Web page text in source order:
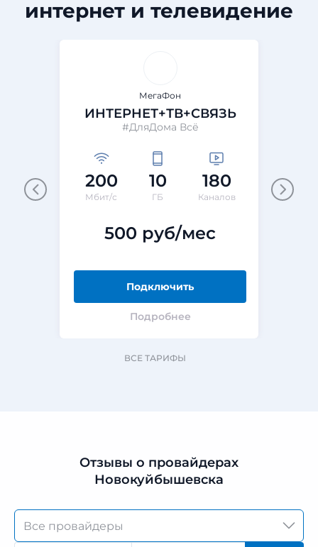
интернет и телевидение
МегаФон
ИНТЕРНЕТ+ТВ+СВЯЗЬ
#ДляДома Всё
200
Мбит/с
10
ГБ
180
Каналов
500 руб/мес
Подключить
Подробнее
ВСЕ ТАРИФЫ
Отзывы о провайдерах
Новокуйбышевска